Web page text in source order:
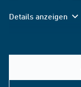
Details anzeigen